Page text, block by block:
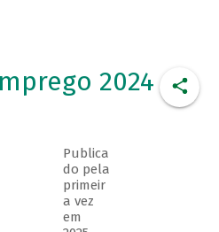
2024
Publica
do pela
primeir
a vez
em